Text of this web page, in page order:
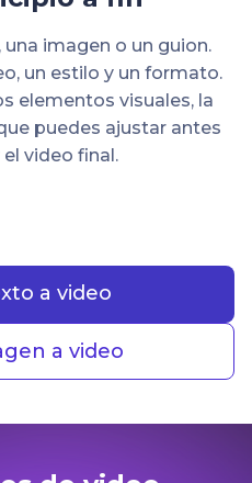
imagen o un guion.
un estilo y un formato.
elementos visuales, la
puedes ajustar antes
video final.
a video
a video